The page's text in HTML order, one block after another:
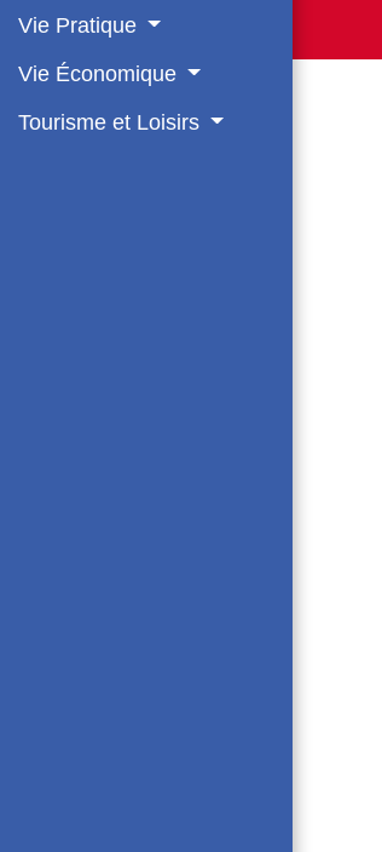
Vie Pratique
Vie Économique
Tourisme et Loisirs